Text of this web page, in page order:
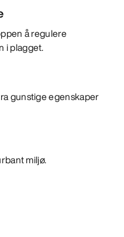
å regulere
i plagget.
gunstige egenskaper
miljø.